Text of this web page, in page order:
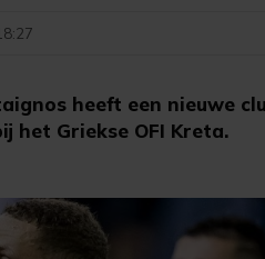
heeft een nieuwe
het Griekse OFI Kreta.